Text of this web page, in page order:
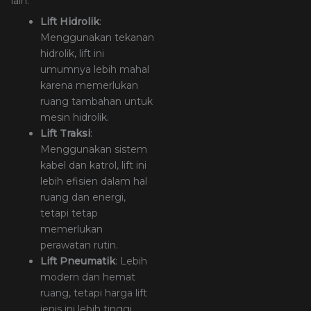
Lift Hidrolik:
Menggunakan tekanan
hidrolik, lift ini
umumnya lebih mahal
karena memerlukan
ruang tambahan untuk
mesin hidrolik.
Lift Traksi:
Menggunakan sistem
kabel dan katrol, lift ini
lebih efisien dalam hal
ruang dan energi,
tetapi tetap
memerlukan
perawatan rutin.
Lift Pneumatik: Lebih
modern dan hemat
ruang, tetapi harga lift